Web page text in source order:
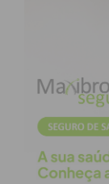
Presença
Geográfica
Objetivo
Estratégico